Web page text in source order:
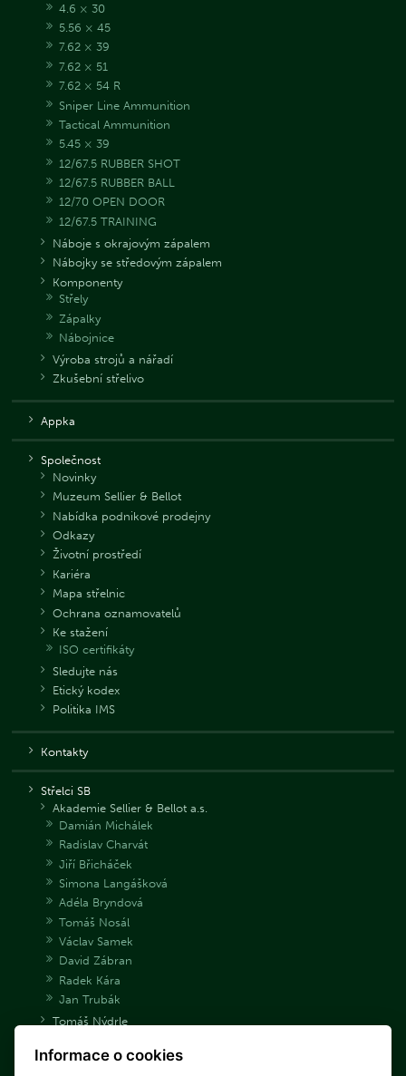
4.6 × 30
5.56 × 45
7.62 × 39
7.62 × 51
7.62 × 54 R
Sniper Line Ammunition
Tactical Ammunition
5.45 × 39
12/67.5 RUBBER SHOT
12/67.5 RUBBER BALL
12/70 OPEN DOOR
12/67.5 TRAINING
Náboje s okrajovým zápalem
Nábojky se středovým zápalem
Komponenty
Střely
Zápalky
Nábojnice
Výroba strojů a nářadí
Zkušební střelivo
Appka
Společnost
Novinky
Muzeum Sellier & Bellot
Nabídka podnikové prodejny
Odkazy
Životní prostředí
Kariéra
Mapa střelnic
Ochrana oznamovatelů
Ke stažení
ISO certifikáty
Sledujte nás
Etický kodex
Politika IMS
Kontakty
Střelci SB
Akademie Sellier & Bellot a.s.
Damián Michálek
Radislav Charvát
Jiří Břicháček
Simona Langášková
Adéla Bryndová
Tomáš Nosál
Václav Samek
David Zábran
Radek Kára
Jan Trubák
Tomáš Nýdrle
Archiv střelců
Informace o cookies